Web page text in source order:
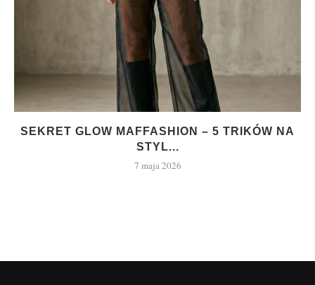
SEKRET GLOW MAFFASHION – 5 TRIKÓW NA
STYL...
7 maja 2026